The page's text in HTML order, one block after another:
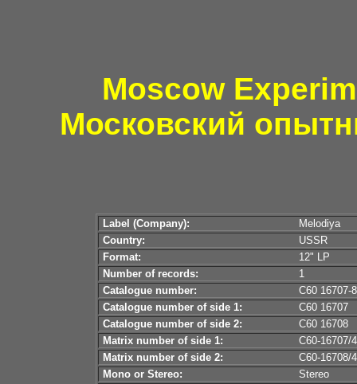
Moscow
Московский
Label (Company):
Melodiya
Country:
USSR
Format:
12" LP
Number of records:
1
Catalogue number:
С60 16707-8
Catalogue number of side 1:
С60 16707
Catalogue number of side 2:
С60 16708
Matrix number of side 1:
С60-16707/
Matrix number of side 2:
С60-16708/
Mono or Stereo:
Stereo